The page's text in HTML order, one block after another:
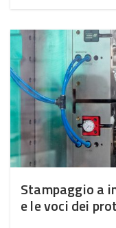
Stampaggio a
e le voci dei